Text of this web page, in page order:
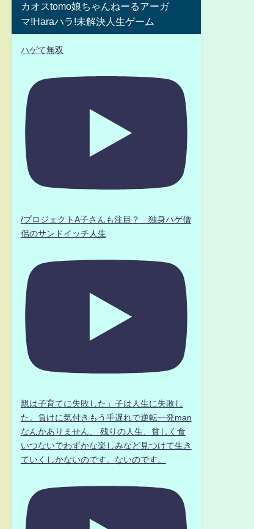
カオスtomo娘ちゃんねーるアーガ
マ!Haraハラ!未解決人生ゲーム
ハゲて無双
/プロジェクトA子さんも注目？ 独身ハゲ僧
侶のサンドイッチ人生
親は子育てに失敗した」子は人生に失敗し
た。負けに気付きもう手遅れで逆転一発man
なんかありません、 残りの人生、貧しく食
いつないでわずかな楽しみなど見つけて生き
ていくしかないのです。ないのです。